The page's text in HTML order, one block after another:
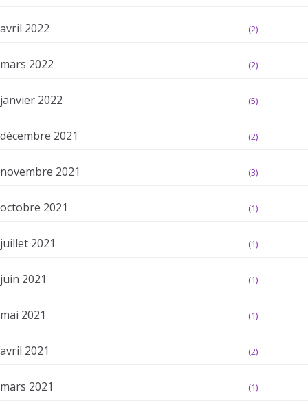
avril 2022 (2)
mars 2022 (2)
janvier 2022 (5)
décembre 2021 (2)
novembre 2021 (3)
octobre 2021 (1)
juillet 2021 (1)
juin 2021 (1)
mai 2021 (1)
avril 2021 (2)
mars 2021 (1)